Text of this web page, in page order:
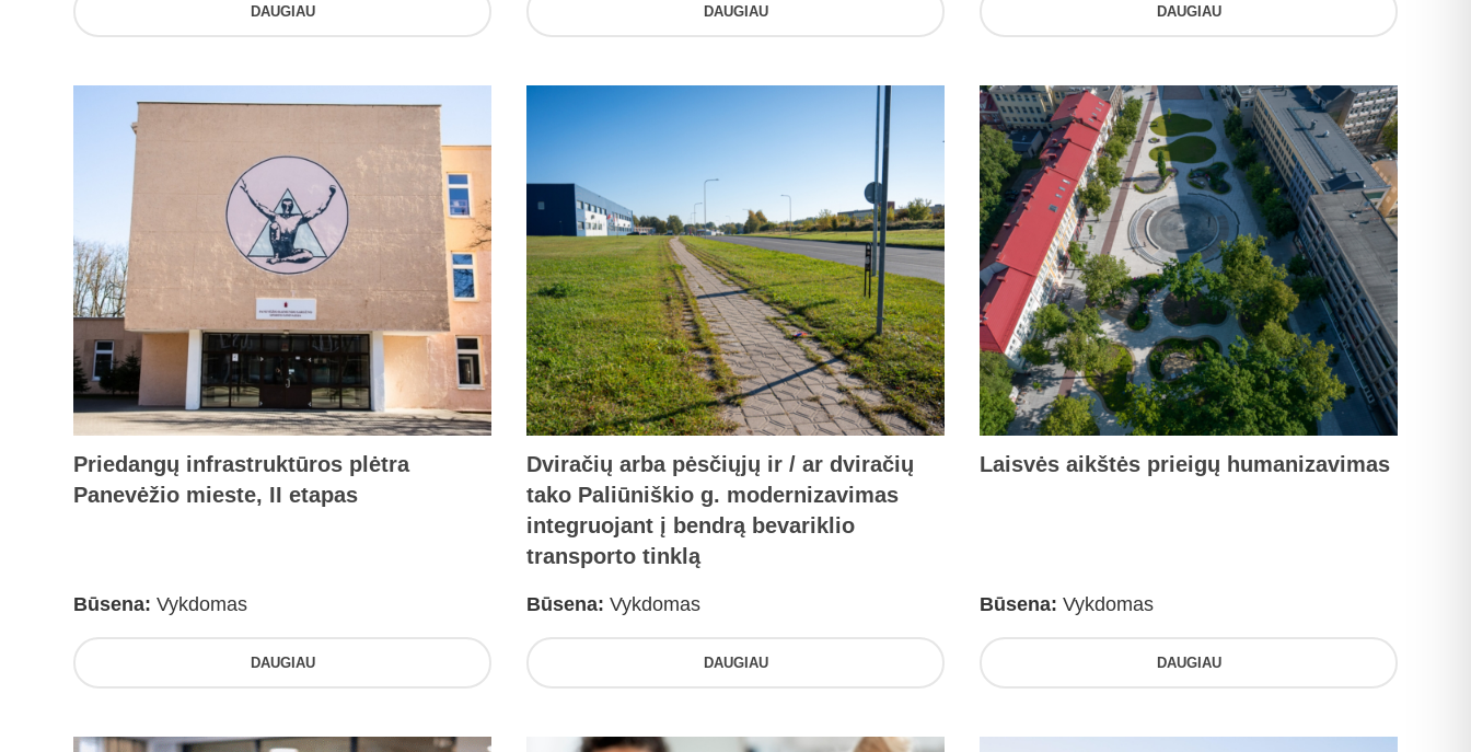
DAUGIAU DAUGIAU DAUGIAU
Priedangų infrastruktūros plėtra
Panevėžio mieste, II etapas
Būsena: Vykdomas
DAUGIAU
Dviračių arba pėsčiųjų ir / ar dviračių
tako Paliūniškio g. modernizavimas
integruojant į bendrą bevariklio
transporto tinklą
Būsena: Vykdomas
DAUGIAU
Laisvės aikštės prieigų humanizavimas
Būsena: Vykdomas
DAUGIAU